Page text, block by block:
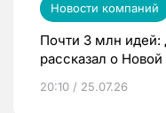
Новости компаний
Почти 3 млн
рассказал о
20:10 / 25.07.26